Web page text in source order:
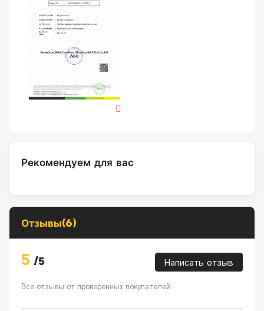
Рекомендуем для вас
Отзывы(6)
5 /5 Написать отзыв
Все отзывы от проверенных покупателей